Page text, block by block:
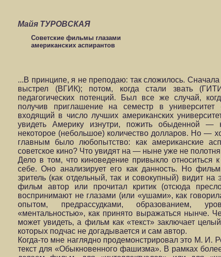
Майя ТУРОВСКАЯ
Советские фильмы глазами
американских аспирантов
...В принципе, я не преподаю: так сложилось.
выстрел (ВГИК); потом, когда стали звать
педагогических потенций. Был все же случай,
получив приглашение на семестр в
входящий в число лучших американских
увидеть Америку изнутри, пожить обыденной —
некоторое (небольшое) количество долларов. Но —
главным было любопытство: как американские
советское кино? Что увидят на — ныне уже не
Дело в том, что киноведение привыкло относиться
себе. Оно анализирует его как данность. Но
зритель (как отдельный, так и совокупный) видит
фильм автор или прочитал критик (отсюда
воспринимают не глазами (или «ушами», как
опытом, предрассудками, образованием,
«ментальностью», как принято выражаться нынче.
может увидеть, а фильм как «текст» заключает
которых подчас не догадывается и сам автор.
Когда-то мне наглядно продемонстрировал это М. И.
текст для «Обыкновенного фашизма». В рамках